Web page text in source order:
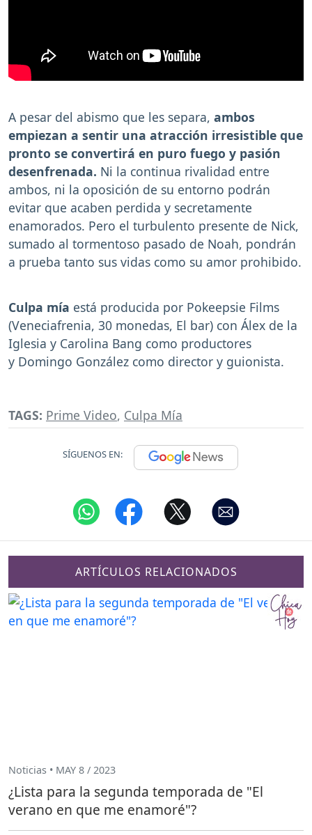
A pesar del abismo que les separa, ambos
empiezan a sentir una atracción irresistible que
pronto se convertirá en puro fuego y pasión
desenfrenada. Ni la continua rivalidad entre
ambos, ni la oposición de su entorno podrán
evitar que acaben perdida y secretamente
enamorados. Pero el turbulento presente de Nick,
sumado al tormentoso pasado de Noah, pondrán
a prueba tanto sus vidas como su amor prohibido.
Culpa mía está producida por Pokeepsie Films
(Veneciafrenia, 30 monedas, El bar) con Álex de la
Iglesia y Carolina Bang como productores
y Domingo González como director y guionista.
TAGS: Prime Video, Culpa Mía
SÍGUENOS EN:
ARTÍCULOS RELACIONADOS
Noticias • MAY 8 / 2023
¿Lista para la segunda temporada de "El
verano en que me enamoré"?